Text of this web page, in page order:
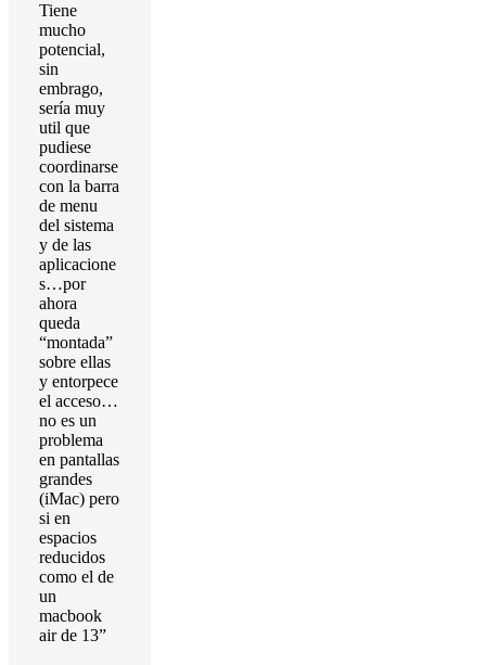
Tiene
mucho
potencial,
sin
embrago,
sería muy
util que
pudiese
coordinarse
con la barra
de menu
del sistema
y de las
aplicacione
s…por
ahora
queda
“montada”
sobre ellas
y entorpece
el acceso…
no es un
problema
en pantallas
grandes
(iMac) pero
si en
espacios
reducidos
como el de
un
macbook
air de 13”